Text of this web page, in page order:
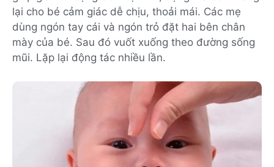
lại cho bé cảm giác dễ chịu, thoải mái. Các mẹ
dùng ngón tay cái và ngón trỏ đặt hai bên chân
mày của bé. Sau đó vuốt xuống theo đường sống
mũi. Lặp lại động tác nhiều lần.